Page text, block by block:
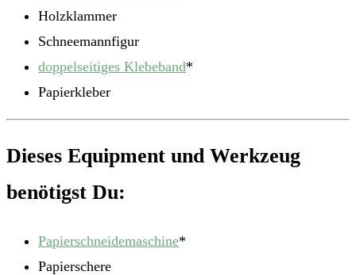
Holzklammer
Schneemannfigur
doppelseitiges Klebeband*
Papierkleber
Dieses Equipment und Werkzeug
benötigst Du:
Papierschneidemaschine*
Papierschere